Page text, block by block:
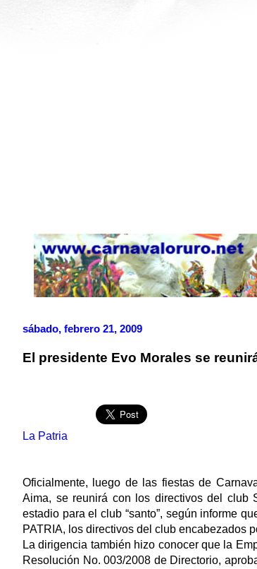
sábado, febrero 21, 2009
El presidente Evo Morales se
La Patria
Oficialmente, luego de las fiestas de
Aima, se reunirá con los directivos del club
estadio para el club “santo”, según informe
PATRIA, los directivos del club encabezados
La dirigencia también hizo conocer que la
Resolución No. 003/2008 de Directorio,